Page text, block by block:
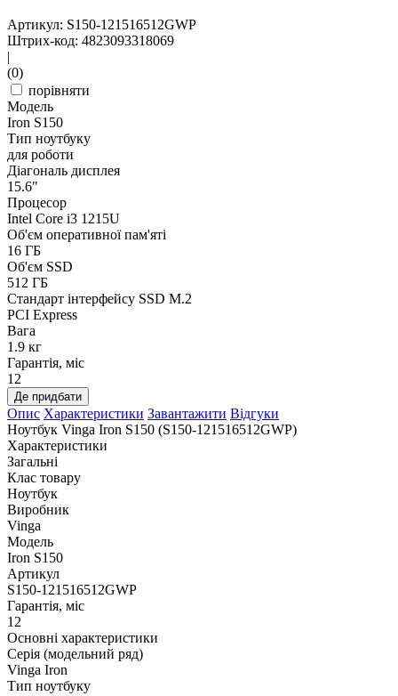
Артикул: S150-121516512GWP
Штрих-код: 4823093318069
|
(0)
порівняти
Модель
Iron S150
Тип ноутбуку
для роботи
Діагональ дисплея
15.6"
Процесор
Intel Core i3 1215U
Об'єм оперативної пам'яті
16 ГБ
Об'єм SSD
512 ГБ
Стандарт інтерфейсу SSD M.2
PCI Express
Вага
1.9 кг
Гарантія, міс
12
Де придбати
Опис Характеристики Завантажити Відгуки
Ноутбук Vinga Iron S150 (S150-121516512GWP)
Характеристики
Загальні
Клас товару
Ноутбук
Виробник
Vinga
Модель
Iron S150
Артикул
S150-121516512GWP
Гарантія, міс
12
Основні характеристики
Серія (модельний ряд)
Vinga Iron
Тип ноутбуку